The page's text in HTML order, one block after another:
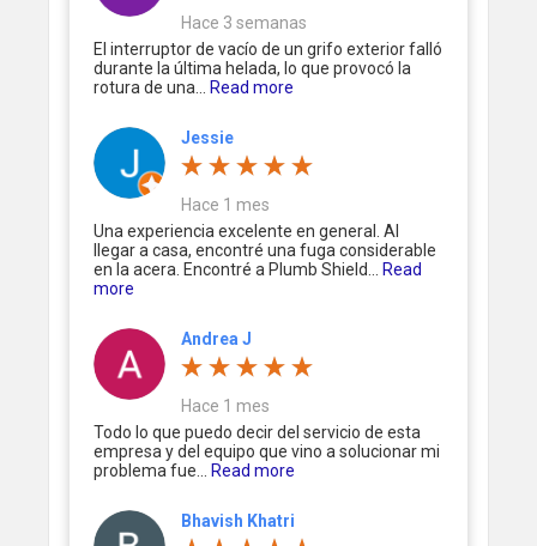
Hace 3 semanas
El interruptor de vacío de un grifo exterior falló
durante la última helada, lo que provocó la
rotura de una...
Read more
Jessie
Hace 1 mes
Una experiencia excelente en general. Al
llegar a casa, encontré una fuga considerable
en la acera. Encontré a Plumb Shield...
Read
more
Andrea J
Hace 1 mes
Todo lo que puedo decir del servicio de esta
empresa y del equipo que vino a solucionar mi
problema fue...
Read more
Bhavish Khatri